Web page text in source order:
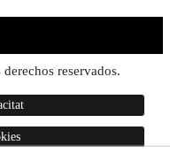
reservados.